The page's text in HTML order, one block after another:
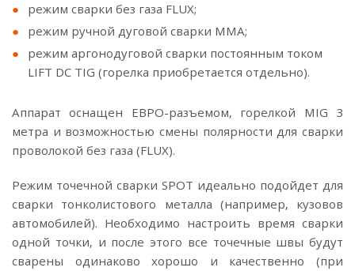
режим сварки без газа FLUX;
режим ручной дуговой сварки MMA;
режим аргонодуговой сварки постоянным током
LIFT DC TIG (горелка приобретается отдельно).
Аппарат оснащен ЕВРО-разъемом, горелкой MIG 3
метра и возможностью смены полярности для сварки
проволокой без газа (FLUX).
Режим точечной сварки SPOT идеально подойдет для
сварки тонколистового металла (например, кузовов
автомобилей). Необходимо настроить время сварки
одной точки, и после этого все точечные швы будут
сварены одинаково хорошо и качественно (при